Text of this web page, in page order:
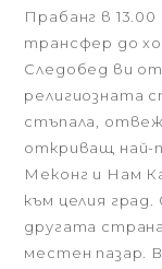
Прабанг в
трансфер до
Следобед ви
религиозната
стъпала,
откриващ най-
Меконг и Нам
към целия
другата
местен пазар.